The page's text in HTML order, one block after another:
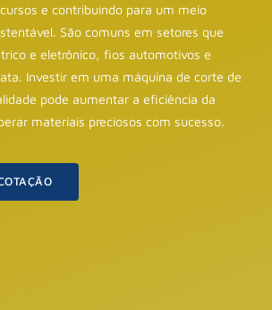
e contribuindo para um meio
São comuns em setores que
e eletrônico, fios automotivos e
Investir em uma máquina de corte de
pode aumentar a eficiência da
materiais preciosos com sucesso.